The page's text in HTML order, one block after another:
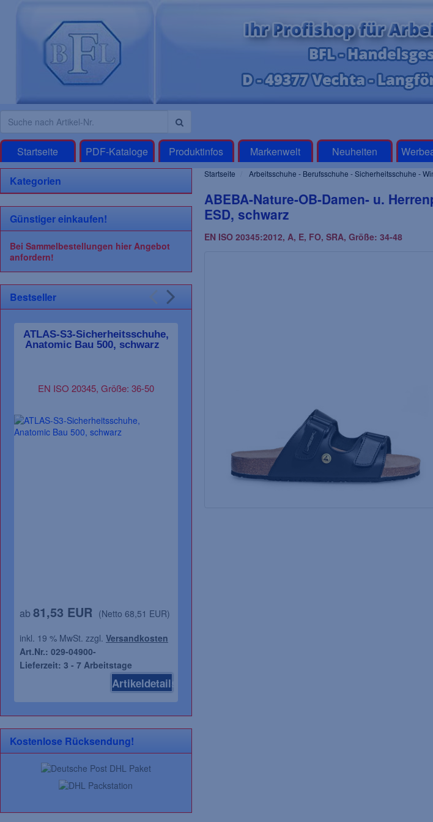
Startseite PDF-Kataloge Produktinfos Markenwelt Neuheiten
Startseite Arbeitsschuhe - Berufsschuhe - Sicherheitsschuhe -
ABEBA-Nature-OB-Damen- u.
ESD, schwarz
EN ISO 20345:2012, A, E, FO, SRA, Größe: 34-48
Kategorien
Günstiger einkaufen!
Bei Sammelbestellungen hier Angebot
anfordern!
Bestseller
ATLAS-S3-Sicherheitsschuhe,
Anatomic Bau 500, schwarz
EN ISO 20345, Größe: 36-50
ab 81,53 EUR (Netto 68,51 EUR)
inkl. 19 % MwSt. zzgl. Versandkosten
Art.Nr.: 029-04900-
Lieferzeit: 3 - 7 Arbeitstage
Artikeldetails
EN ISO
Kostenlose Rücksendung!